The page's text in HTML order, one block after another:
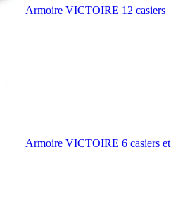
Armoire VICTOIRE 12 casiers
Armoire VICTOIRE 6 casiers et